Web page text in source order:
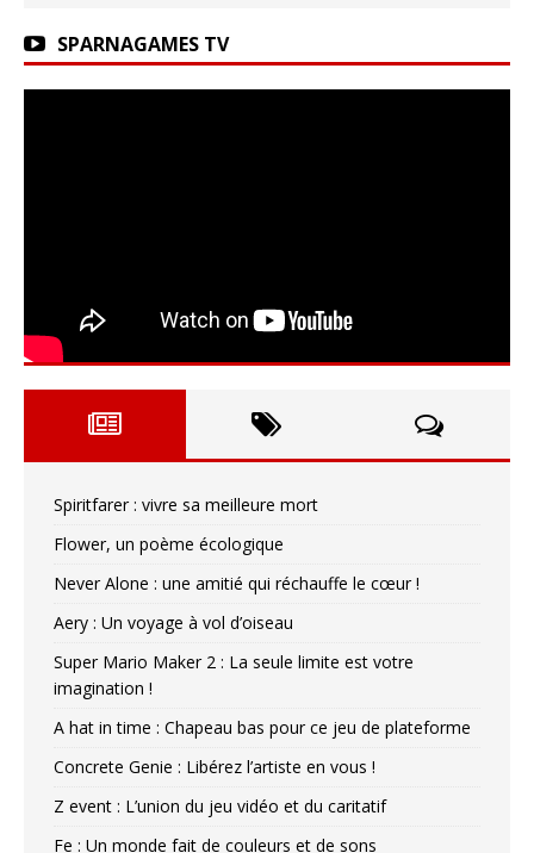
SPARNAGAMES TV
Spiritfarer : vivre sa meilleure mort
Flower, un poème écologique
Never Alone : une amitié qui réchauffe le cœur !
Aery : Un voyage à vol d’oiseau
Super Mario Maker 2 : La seule limite est votre
imagination !
A hat in time : Chapeau bas pour ce jeu de plateforme
Concrete Genie : Libérez l’artiste en vous !
Z event : L’union du jeu vidéo et du caritatif
Fe : Un monde fait de couleurs et de sons